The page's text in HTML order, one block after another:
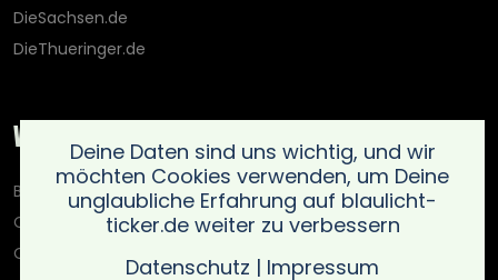
DieSachsen.de
DieThueringer.de
Weitere Portale
Blaulicht-Ticker.de
Oberlausitz.holiday
OnlinedatingKompass.de
Deine Daten sind uns wichtig, und wir
möchten Cookies verwenden, um Deine
unglaubliche Erfahrung auf blaulicht-
ticker.de weiter zu verbessern
Datenschutz | Impressum